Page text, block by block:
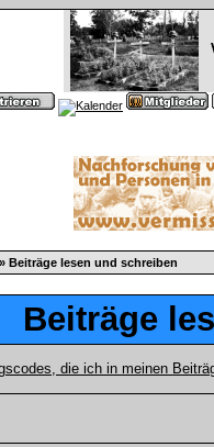
» Beiträge lesen und schreiben
Beiträge
die ich in meinen